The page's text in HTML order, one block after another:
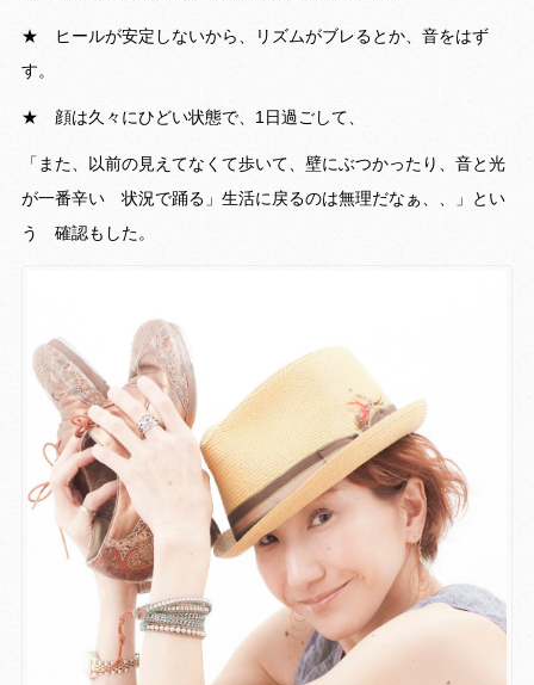
★ ヒールが安定しないから、リズムがブレるとか、音をはず
す。
★ 顔は久々にひどい状態で、1日過ごして、
「また、以前の見えてなくて歩いて、壁にぶつかったり、音と光
が一番辛い 状況で踊る」生活に戻るのは無理だなぁ、、」とい
う 確認もした。